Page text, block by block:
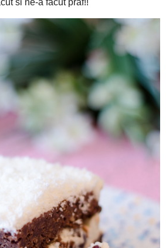
l-am invelit c-o pelerina din fulgi de